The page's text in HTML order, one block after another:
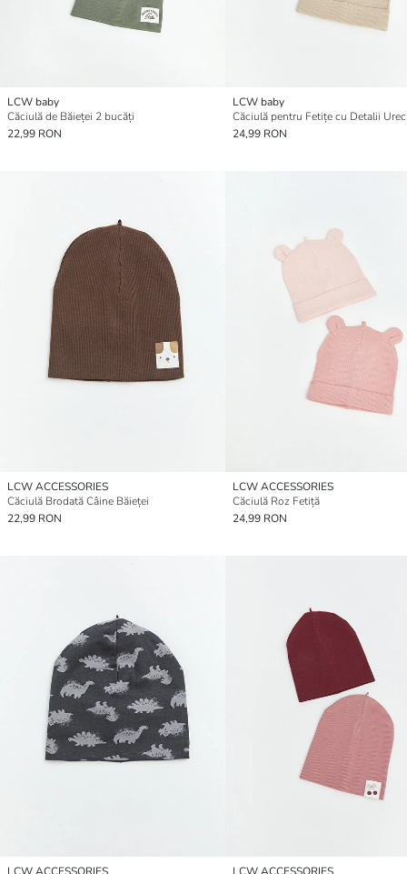
LCW baby
Căciulă de Băieței 2 bucăți
22,99 RON
LCW baby
24,99 RON
LCW ACCESSORIES
Căciulă Brodată Câine Băieței
22,99 RON
LCW ACCESSORIES
Căciulă Roz Fetiță
24,99 RON
LCW ACCESSORIES LCW ACCESSORIES